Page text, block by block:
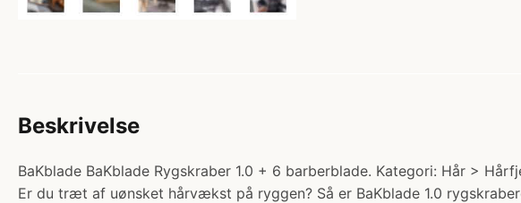
Beskrivelse
BaKblade BaKblade Rygskraber 1.0 + 6 barberblade. Kategori: Hår >
Er du træt af uønsket hårvækst på ryggen? Så er BaKblade 1.0